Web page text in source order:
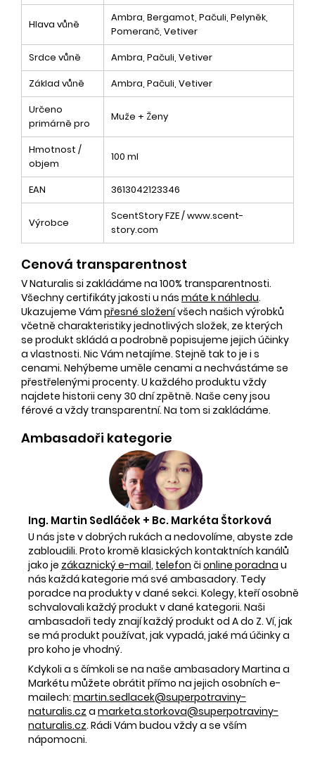
Hlava vůně
Ambra, Bergamot, Pačuli, Pelyněk,
Pomeranč, Vetiver
Srdce vůně
Ambra, Pačuli, Vetiver
Základ vůně
Ambra, Pačuli, Vetiver
Určeno
primárně pro
Muže + Ženy
Hmotnost /
objem
100 ml
EAN 3613042123346
Výrobce
ScentStory FZE / www.scent-
story.com
Cenová transparentnost
V Naturalis si zakládáme na 100% transparentnosti.
Všechny certifikáty jakosti u nás máte k náhledu.
Ukazujeme Vám přesné složenívšech našich výrobků
včetně charakteristiky jednotlivých složek, ze kterých
se produkt skládá a podrobně popisujeme jejich účinky
a vlastnosti. Nic Vám netajíme. Stejně tak to je i s
cenami. Nehýbeme uměle cenami a nechvástáme se
přestřelenými procenty. U každého produktu vždy
najdete historii ceny 30 dní zpětně. Naše ceny jsou
férové a vždy transparentní. Na tom si zakládáme.
Ambasadoři kategorie
Ing. Martin Sedláček + Bc. Markéta Štorková
U nás jste v dobrých rukách a nedovolíme, abyste zde
zabloudili. Proto kromě klasických kontaktních kanálů
jako je zákaznický e-mail, telefon či online poradna u
nás každá kategorie má své ambasadory. Tedy
poradce na produkty v dané sekci. Kolegy, kteří osobně
schvalovali každý produkt v dané kategorii. Naši
ambasadoři tedy znají každý produkt od A do Z. Ví, jak
se má produkt používat, jak vypadá, jaké má účinky a
pro koho je vhodný.
Kdykoli a s čímkoli se na naše ambasadory Martina a
Markétu můžete obrátit přímo na jejich osobních e-
mailech: martin.sedlacek@superpotraviny-
naturalis.cz a marketa.storkova@superpotraviny-
naturalis.cz. Rádi Vám budou vždy a se vším
nápomocni.